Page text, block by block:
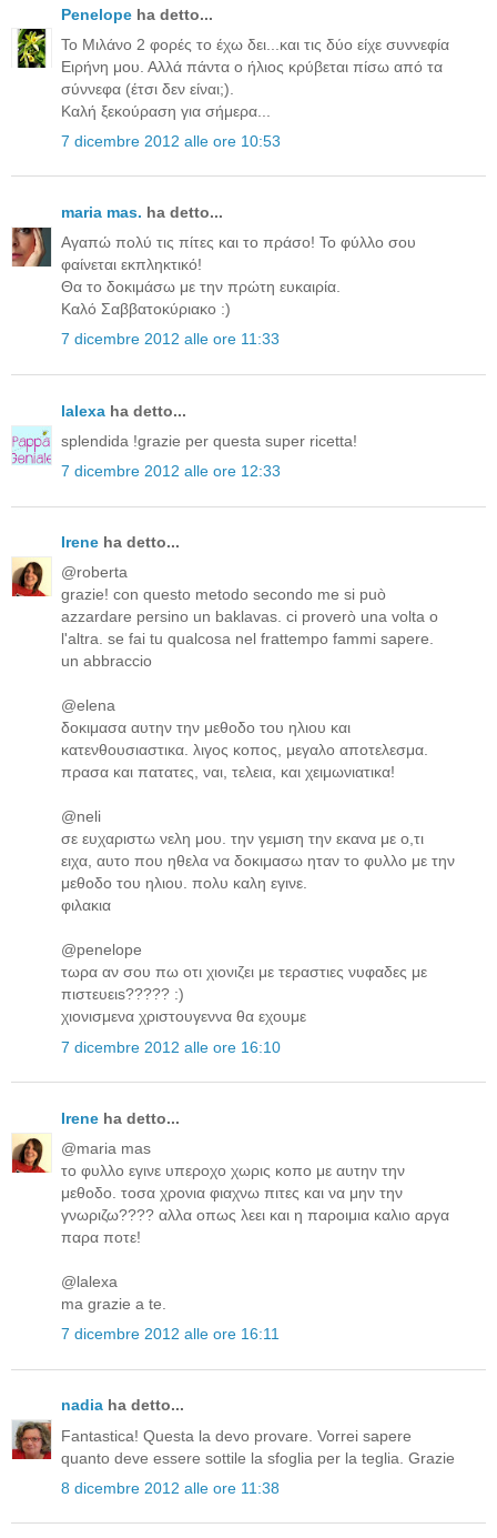
Penelope ha detto...
Το Μιλάνο 2 φορές το έχω δει...και τις δύο είχε συννεφία
Ειρήνη μου. Αλλά πάντα ο ήλιος κρύβεται πίσω από τα
σύννεφα (έτσι δεν είναι;).
Καλή ξεκούραση για σήμερα...
7 dicembre 2012 alle ore 10:53
maria mas. ha detto...
Αγαπώ πολύ τις πίτες και το πράσο! Το φύλλο σου
φαίνεται εκπληκτικό!
Θα το δοκιμάσω με την πρώτη ευκαιρία.
Καλό Σαββατοκύριακο :)
7 dicembre 2012 alle ore 11:33
lalexa ha detto...
splendida !grazie per questa super ricetta!
7 dicembre 2012 alle ore 12:33
Irene ha detto...
@roberta
grazie! con questo metodo secondo me si può
azzardare persino un baklavas. ci proverò una volta o
l'altra. se fai tu qualcosa nel frattempo fammi sapere.
un abbraccio
@elena
δοκιμασα αυτην την μεθοδο του ηλιου και
κατενθουσιαστικα. λιγος κοπος, μεγαλο αποτελεσμα.
πρασα και πατατες, ναι, τελεια, και χειμωνιατικα!
@neli
σε ευχαριστω νελη μου. την γεμιση την εκανα με ο,τι
ειχα, αυτο που ηθελα να δοκιμασω ηταν το φυλλο με την
μεθοδο του ηλιου. πολυ καλη εγινε.
φιλακια
@penelope
τωρα αν σου πω οτι χιονιζει με τεραστιες νυφαδες με
πιστευειs????? :)
χιονισμενα χριστουγεννα θα εχουμε
7 dicembre 2012 alle ore 16:10
Irene ha detto...
@maria mas
το φυλλο εγινε υπεροχο χωρις κοπο με αυτην την
μεθοδο. τοσα χρονια φιαχνω πιτες και να μην την
γνωριζω???? αλλα οπως λεει και η παροιμια καλιο αργα
παρα ποτε!
@lalexa
ma grazie a te.
7 dicembre 2012 alle ore 16:11
nadia ha detto...
Fantastica! Questa la devo provare. Vorrei sapere
quanto deve essere sottile la sfoglia per la teglia. Grazie
8 dicembre 2012 alle ore 11:38